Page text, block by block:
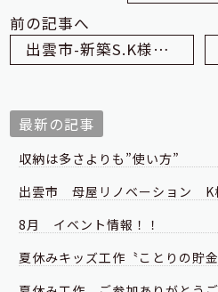
前の記事へ
出雲市-新築S.K様邸 パントリーの塗り壁
最新の記事
収納は多さよりも”使い方”
出雲市 母屋リノベーション K
8月 イベント情報！！
夏休みキッズ工作〝ことりの貯